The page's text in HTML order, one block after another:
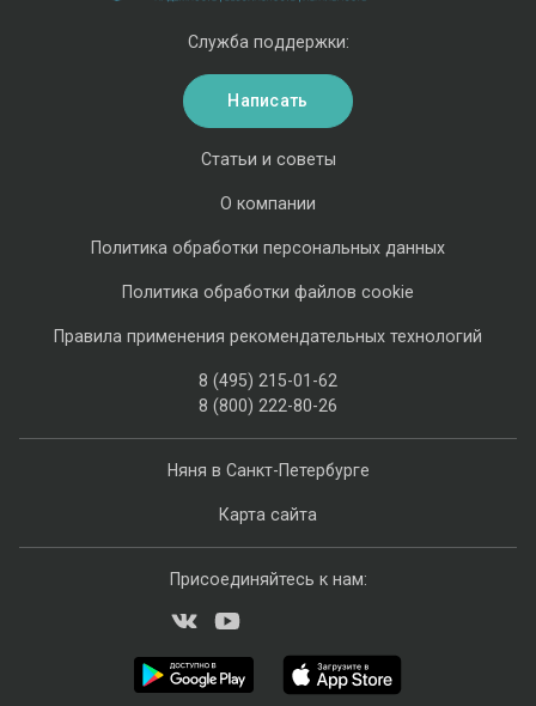
Няня в Санкт-Петербурге
Карта сайта
Статьи и советы
О компании
Политика обработки персональных данных
Политика обработки файлов cookie
Правила применения рекомендательных технологий
8 (495) 215-01-62
8 (800) 222-80-26
Служба поддержки:
Написать
Присоединяйтесь к нам: